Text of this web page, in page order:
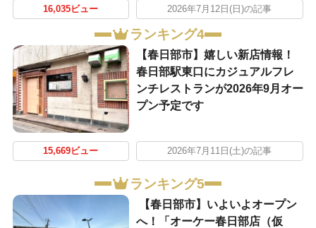
16,035ビュー 2026年7月12日(日)の記事
ランキング4
【春日部市】嬉しい新店情報！
春日部駅東口にカジュアルフレ
ンチレストランが2026年9月オー
プン予定です
15,669ビュー 2026年7月11日(土)の記事
ランキング5
【春日部市】いよいよオープン
へ！「オーケー春日部店（仮